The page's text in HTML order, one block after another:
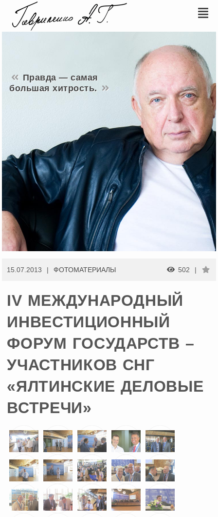
Правда — самая
большая хитрость.
15.07.2013 ФОТОМАТЕРИАЛЫ 502
IV МЕЖДУНАРОДНЫЙ
ИНВЕСТИЦИОННЫЙ
ФОРУМ ГОСУДАРСТВ –
УЧАСТНИКОВ СНГ
«ЯЛТИНСКИЕ ДЕЛОВЫЕ
ВСТРЕЧИ»